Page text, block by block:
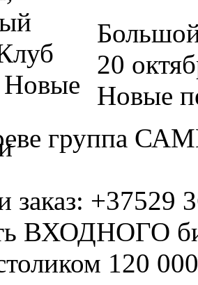
20
Новые
группа
заказ: +37529
ВХОДНОГО
120 000